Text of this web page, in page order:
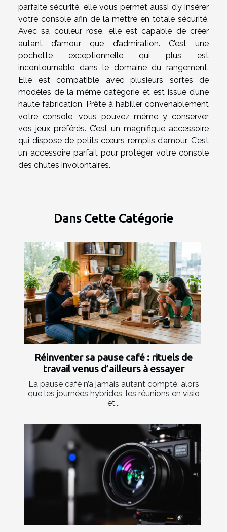
parfaite sécurité, elle vous permet aussi d’y insérer
votre console afin de la mettre en totale sécurité.
Avec sa couleur rose, elle est capable de créer
autant d’amour que d’admiration. C’est une
pochette exceptionnelle qui plus est
incontournable dans le domaine du rangement.
Elle est compatible avec plusieurs sortes de
modèles de la même catégorie et est issue d’une
haute fabrication. Prête à habiller convenablement
votre console, vous pouvez même y conserver
vos jeux préférés. C’est un magnifique accessoire
qui dispose de petits cœurs remplis d’amour. C’est
un accessoire parfait pour protéger votre console
des chutes involontaires.
Dans Cette Catégorie
Réinventer sa pause café : rituels de
travail venus d’ailleurs à essayer
La pause café n’a jamais autant compté, alors
que les journées hybrides, les réunions en visio
et...